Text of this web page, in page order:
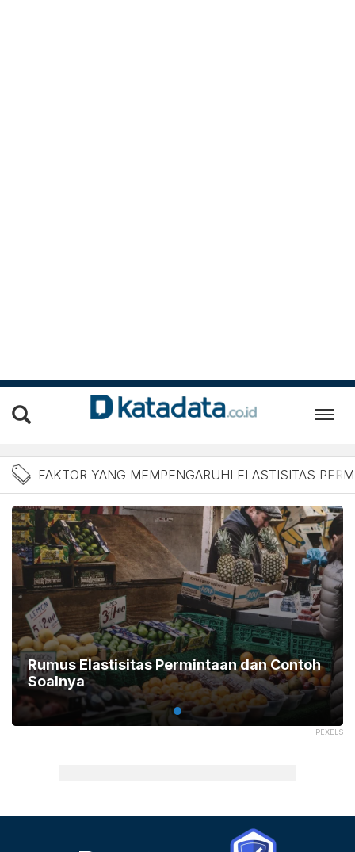
Berita Faktor yang
FAKTOR YANG MEMPENGARUHI ELASTISITAS
PEXELS
Rumus Elastisitas Permintaan dan Contoh
Soalnya